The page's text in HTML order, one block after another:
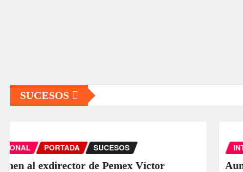
SUCESOS
INTERNACIONAL PORTADA
Aumentan a 589 los muertos por los